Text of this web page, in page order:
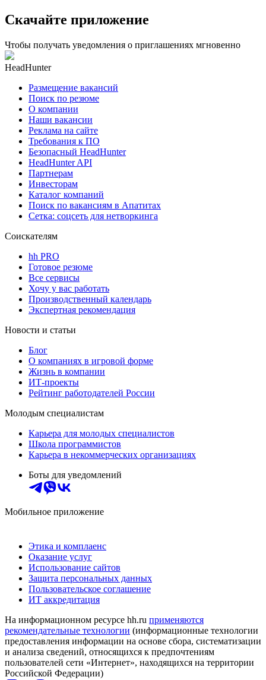
Скачайте приложение
Чтобы получать уведомления о приглашениях мгновенно
HeadHunter
Размещение вакансий
Поиск по резюме
О компании
Наши вакансии
Реклама на сайте
Требования к ПО
Безопасный HeadHunter
HeadHunter API
Партнерам
Инвесторам
Каталог компаний
Поиск по вакансиям в Апатитах
Сетка: соцсеть для нетворкинга
Соискателям
hh PRO
Готовое резюме
Все сервисы
Хочу у вас работать
Производственный календарь
Экспертная рекомендация
Новости и статьи
Блог
О компаниях в игровой форме
Жизнь в компании
ИТ-проекты
Рейтинг работодателей России
Молодым специалистам
Карьера для молодых специалистов
Школа программистов
Карьера в некоммерческих организациях
Боты для уведомлений
Мобильное приложение
Этика и комплаенс
Оказание услуг
Использование сайтов
Защита персональных данных
Пользовательское соглашение
ИТ аккредитация
На информационном ресурсе hh.ru применяются
рекомендательные технологии (информационные технологии
предоставления информации на основе сбора, систематизации
и анализа сведений, относящихся к предпочтениям
пользователей сети «Интернет», находящихся на территории
Российской Федерации)